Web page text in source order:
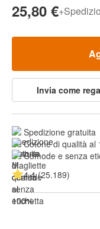
25,80 €+
Invia come
Spedizione gratuita
Cotone di qualità al
Comode e senza
4.4 (25.189)